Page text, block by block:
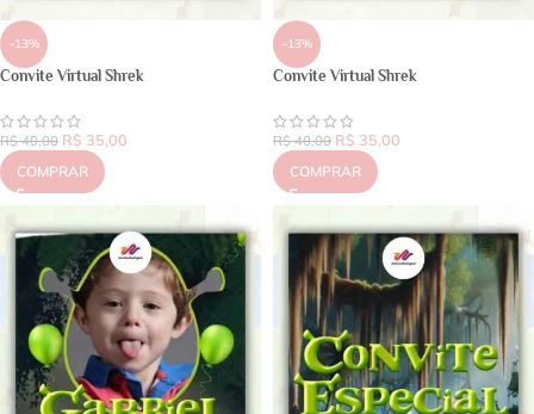
-13%
Convite Virtual Shrek
R$40,00 R$ 35,00
COMPRAR
-13%
Convite Virtual Shrek
R$40,00 R$ 35,00
COMPRAR